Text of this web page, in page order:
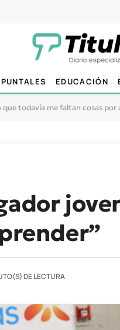
PUNTALES EDUCACIÓN
todavía me faltan cosas por
DE LECTURA